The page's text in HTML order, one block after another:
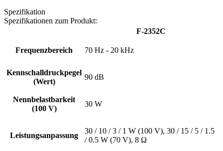
Spezifikation
Spezifikationen zum Produkt:
F-2352C
Frequenzbereich 70 Hz - 20 kHz
Kennschalldruckpegel
(Wert)
90 dB
Nennbelastbarkeit
(100 V)
30 W
Leistungsanpassung
30 / 10 / 3 / 1 W (100 V), 30 / 15 / 5 / 1.5
/ 0.5 W (70 V), 8 Ω